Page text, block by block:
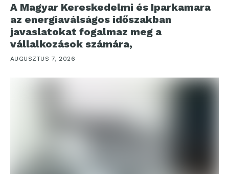
A Magyar Kereskedelmi és Iparkamara
az energiaválságos időszakban
javaslatokat fogalmaz meg a
vállalkozások számára,
AUGUSZTUS 7, 2026